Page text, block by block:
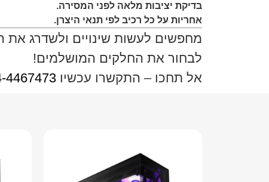
בדיקת יציבות מלאה לפני המסירה.
אחריות על כל רכיב לפי תנאי היצרן.
מחפשים לעשות שינויים ולשדרג את
לבחור את החלקים המושלמים!
אל תחכו – התקשרו עכשיו 4467473